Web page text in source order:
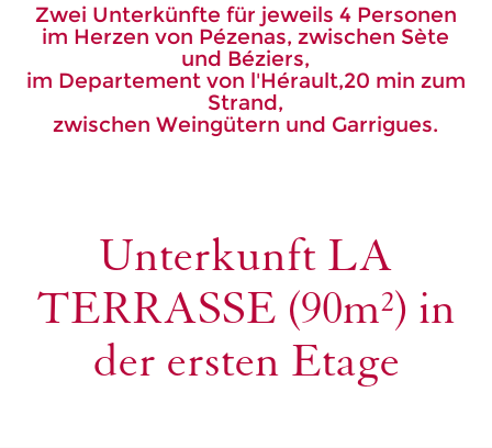
Zwei Unterkünfte für jeweils 4 Personen
im Herzen von Pézenas, zwischen Sète
und Béziers,
im Departement von l'Hérault,20 min zum
Strand,
zwischen Weingütern und Garrigues.
Unterkunft LA
TERRASSE (90m²) in
der ersten Etage